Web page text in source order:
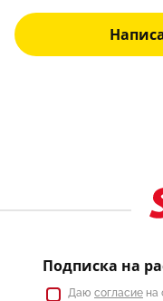
Подписка на
Даю согласие на